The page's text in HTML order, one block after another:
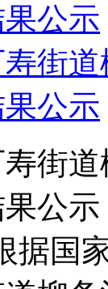
公示
街
公示
街
公
据